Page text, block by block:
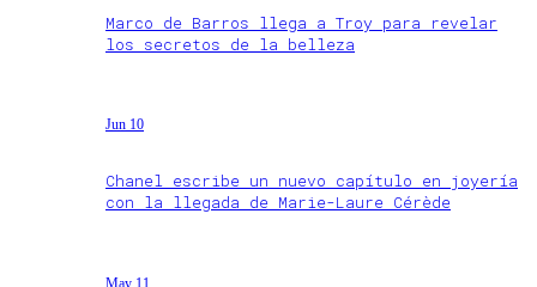
Marco de Barros llega a Troy para revelar
los secretos de la belleza
Jun 10
Chanel escribe un nuevo capítulo en joyería
con la llegada de Marie-Laure Cérède
May 11